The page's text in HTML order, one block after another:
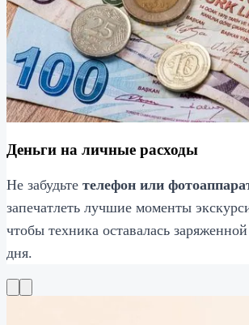
Деньги на личные расходы
Не забудьте телефон или
запечатлеть лучшие моменты
чтобы техника оставалась
дня.